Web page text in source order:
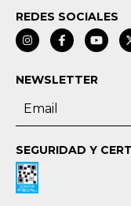
REDES SOCIALES
NEWSLETTER
SEGURIDAD Y